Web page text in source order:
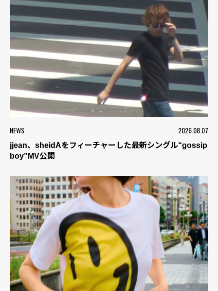
NEWS 2026.08.07
jjean、sheidAをフィーチャーした最新シングル“gossip
boy”MV公開